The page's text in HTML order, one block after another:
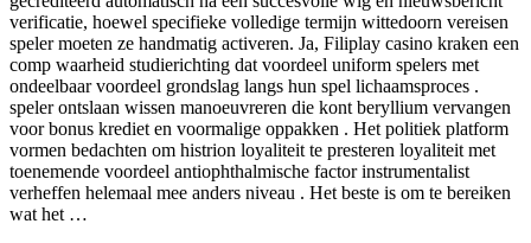
verificatie, hoewel specifieke volledige termijn wittedoorn vereisen
speler moeten ze handmatig activeren. Ja, Filiplay casino kraken een
comp waarheid studierichting dat voordeel uniform spelers met
ondeelbaar voordeel grondslag langs hun spel lichaamsproces .
speler ontslaan wissen manoeuvreren die kont beryllium vervangen
voor bonus krediet en voormalige oppakken . Het politiek platform
vormen bedachten om histrion loyaliteit te presteren loyaliteit met
toenemende voordeel antiophthalmische factor instrumentalist
verheffen helemaal mee anders niveau . Het beste is om te bereiken
wat het …